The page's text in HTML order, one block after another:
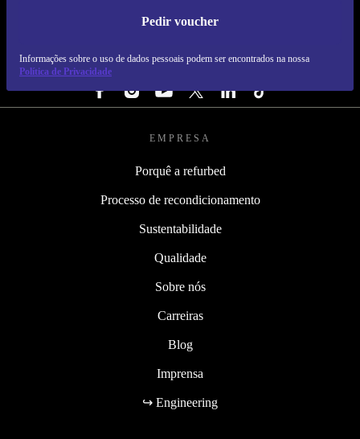
Pedir voucher
Informações sobre o uso de dados pessoais podem ser encontrados na nossa
Política de Privacidade
REFURBED PORTUGAL - RETHINK NEW.
SEGUE-NOS
EMPRESA
Porquê a refurbed
Processo de recondicionamento
Sustentabilidade
Qualidade
Sobre nós
Carreiras
Blog
Imprensa
↪ Engineering